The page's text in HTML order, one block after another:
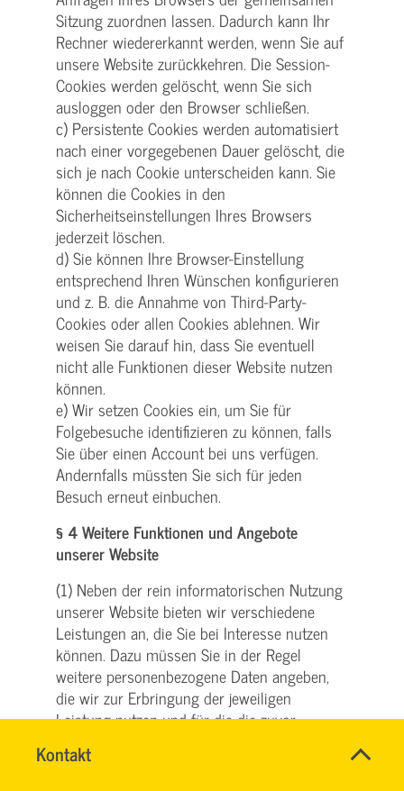
Kontakt
SVG
Name*
Sitzung zuordnen lassen. Dadurch kann Ihr
Rechner wiedererkannt werden, wenn Sie auf
unsere Website zurückkehren. Die Session-
Cookies werden gelöscht, wenn Sie sich
ausloggen oder den Browser schließen.
c) Persistente Cookies werden automatisiert
nach einer vorgegebenen Dauer gelöscht, die
sich je nach Cookie unterscheiden kann. Sie
können die Cookies in den
Sicherheitseinstellungen Ihres Browsers
jederzeit löschen.
d) Sie können Ihre Browser-Einstellung
entsprechend Ihren Wünschen konfigurieren
und z. B. die Annahme von Third-Party-
Cookies oder allen Cookies ablehnen. Wir
weisen Sie darauf hin, dass Sie eventuell
nicht alle Funktionen dieser Website nutzen
können.
e) Wir setzen Cookies ein, um Sie für
Folgebesuche identifizieren zu können, falls
Sie über einen Account bei uns verfügen.
Andernfalls müssten Sie sich für jeden
Besuch erneut einbuchen.
§ 4 Weitere Funktionen und Angebote
unserer Website
(1) Neben der rein informatorischen Nutzung
unserer Website bieten wir verschiedene
Leistungen an, die Sie bei Interesse nutzen
können. Dazu müssen Sie in der Regel
weitere personenbezogene Daten angeben,
die wir zur Erbringung der jeweiligen
Leistung nutzen und für die die zuvor
genannten Grundsätze zur Datenverarbeitung
gelten.